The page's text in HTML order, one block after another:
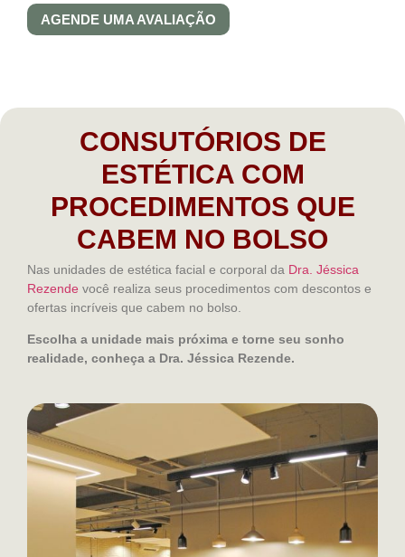
AGENDE UMA AVALIAÇÃO
CONSUTÓRIOS DE
ESTÉTICA COM
PROCEDIMENTOS QUE
CABEM NO BOLSO
Nas unidades de estética facial e corporal da Dra. Jéssica
Rezende você realiza seus procedimentos com descontos e
ofertas incríveis que cabem no bolso.
Escolha a unidade mais próxima e torne seu sonho
realidade, conheça a Dra. Jéssica Rezende.